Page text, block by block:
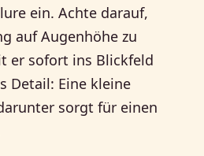
ein. Achte darauf,
auf Augenhöhe zu
er sofort ins Blickfeld
Detail: Eine kleine
sorgt für einen